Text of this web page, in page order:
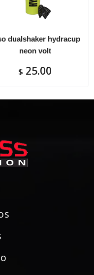
dualshaker hydracup
neon volt
$ 25.00